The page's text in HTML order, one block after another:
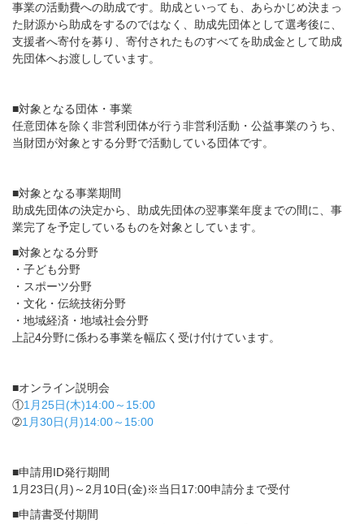
事業の活動費への助成です。助成といっても、あらかじめ決まっ
た財源から助成をするのではなく、助成先団体として選考後に、
支援者へ寄付を募り、寄付されたものすべてを助成金として助成
先団体へお渡ししています。
■対象となる団体・事業
任意団体を除く非営利団体が行う非営利活動・公益事業のうち、
当財団が対象とする分野で活動している団体です。
■対象となる事業期間
助成先団体の決定から、助成先団体の翌事業年度までの間に、事
業完了を予定しているものを対象としています。
■対象となる分野
・子ども分野
・スポーツ分野
・文化・伝統技術分野
・地域経済・地域社会分野
上記4分野に係わる事業を幅広く受け付けています。
■オンライン説明会
①1月25日(木)14:00～15:00
➁1月30日(月)14:00～15:00
■申請用ID発行期間
1月23日(月)～2月10日(金)※当日17:00申請分まで受付
■申請書受付期間